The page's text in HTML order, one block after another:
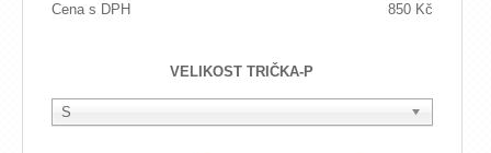
Cena s DPH 850 Kč
VELIKOST TRIČKA-P
S